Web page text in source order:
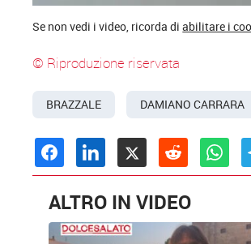
Se non vedi i video, ricorda diabilitare i
© Riproduzione riservata
BRAZZALE DAMIANO CARRARA
ALTRO IN VIDEO